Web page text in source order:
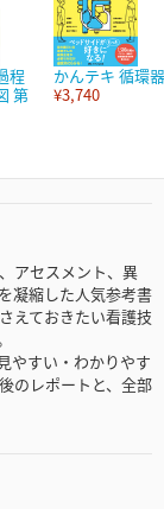
程
第
かんテキ 循環器
¥3,740
アセスメント、異
凝縮した人気参考書
えておきたい看護技
やすい・わかりやす
のレポートと、全部